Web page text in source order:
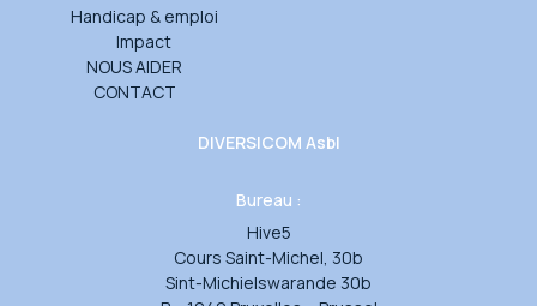
DIVERSICOM Asbl
Bureau :
Hive5
Cours Saint-Michel, 30b
Sint-Michielswarande 30b
Handicap & emploi
Impact
NOUS AIDER
CONTACT